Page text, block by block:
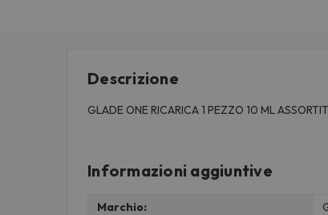
Descrizione
GLADE ONE RICARICA 1 PEZZO 10 ML
Informazioni aggiuntive
Marchio: